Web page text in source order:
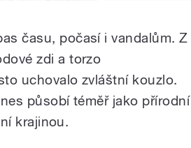
času, počasí i vandalům. Z
zdi a torzo
uchovalo zvláštní kouzlo.
působí téměř jako přírodní
krajinou.